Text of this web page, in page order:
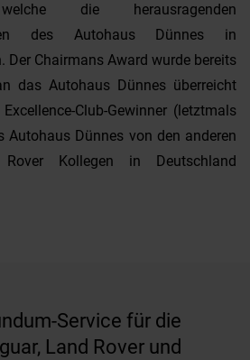
welche die herausragenden
des Autohaus Dünnes in
Der Chairmans Award wurde bereits
das Autohaus Dünnes überreicht
Club-Gewinner (letztmals
Autohaus Dünnes von den anderen
Kollegen in Deutschland
Service für die
Land Rover und